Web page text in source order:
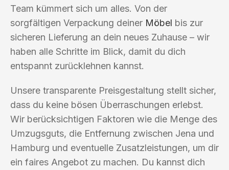
Team kümmert sich um alles. Von der
sorgfältigen Verpackung deiner Möbel bis zur
sicheren Lieferung an dein neues Zuhause – wir
haben alle Schritte im Blick, damit du dich
entspannt zurücklehnen kannst.
Unsere transparente Preisgestaltung stellt sicher,
dass du keine bösen Überraschungen erlebst.
Wir berücksichtigen Faktoren wie die Menge des
Umzugsguts, die Entfernung zwischen Jena und
Hamburg und eventuelle Zusatzleistungen, um dir
ein faires Angebot zu machen. Du kannst dich